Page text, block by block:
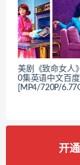
美剧《致命女人
0集英语中文百
[MP4/720P/
开